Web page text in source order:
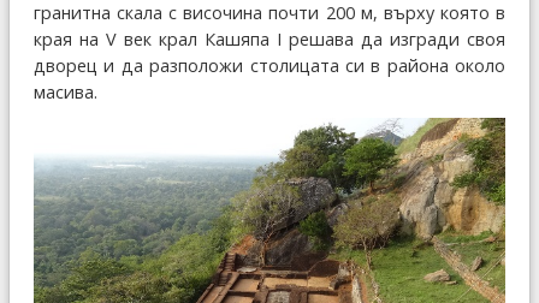
гранитна скала с височина почти 200 м, върху която в
края на V век крал Кашяпа I решава да изгради своя
дворец и да разположи столицата си в района около
масива.